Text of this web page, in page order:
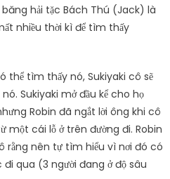
hải tặc Bách Thú (Jack) là
nhiều thời kì để tìm thấy
thể tìm thấy nó, Sukiyaki cô sẽ
Sukiyaki mở đầu kể cho họ
Robin đã ngắt lời ông khi cô
cái lỗ ở trên đường đi. Robin
rằng nên tự tìm hiểu vì nơi đó có
qua (3 người đang ở độ sâu